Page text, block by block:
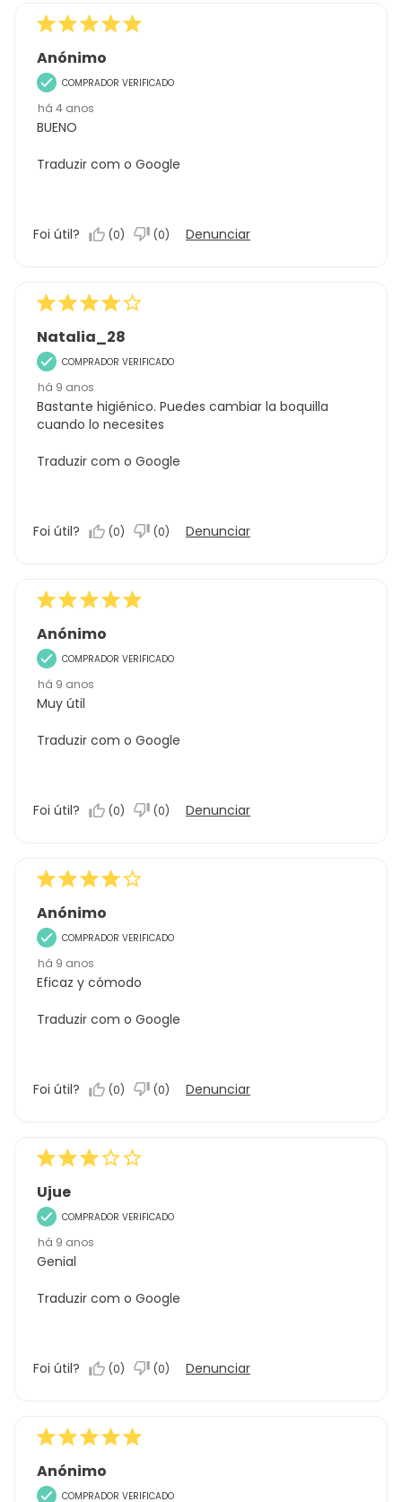
Anónimo
COMPRADOR VERIFICADO
há 4 anos
BUENO
Traduzir com o Google
Foi útil? (0) (0) Denunciar
Natalia_28
COMPRADOR VERIFICADO
há 9 anos
Bastante higiénico. Puedes cambiar la boquilla
cuando lo necesites
Traduzir com o Google
Foi útil? (0) (0) Denunciar
Anónimo
COMPRADOR VERIFICADO
há 9 anos
Muy útil
Traduzir com o Google
Foi útil? (0) (0) Denunciar
Anónimo
COMPRADOR VERIFICADO
há 9 anos
Eficaz y cómodo
Traduzir com o Google
Foi útil? (0) (0) Denunciar
Ujue
COMPRADOR VERIFICADO
há 9 anos
Genial
Traduzir com o Google
Foi útil? (0) (0) Denunciar
Anónimo
COMPRADOR VERIFICADO